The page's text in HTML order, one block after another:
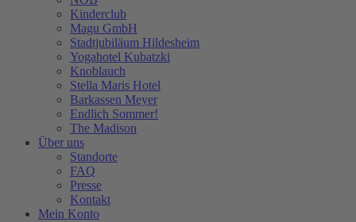
Kinderclub
Magu GmbH
Stadtjubiläum Hildesheim
Yogahotel Kubatzki
Knoblauch
Stella Maris Hotel
Barkassen Meyer
Endlich Sommer!
The Madison
Über uns
Standorte
FAQ
Presse
Kontakt
Mein Konto